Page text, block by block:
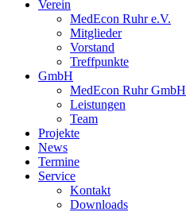
Verein
MedEcon Ruhr e.V.
Mitglieder
Vorstand
Treffpunkte
GmbH
MedEcon Ruhr GmbH
Leistungen
Team
Projekte
News
Termine
Service
Kontakt
Downloads